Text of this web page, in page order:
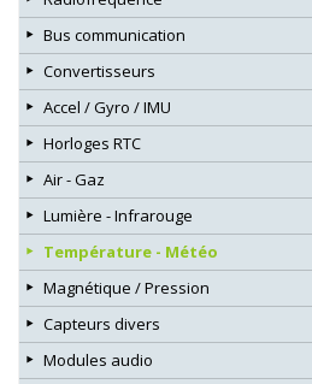
Bus communication
Convertisseurs
Accel / Gyro / IMU
Horloges RTC
Air - Gaz
Lumière - Infrarouge
Température - Météo
Magnétique / Pression
Capteurs divers
Modules audio